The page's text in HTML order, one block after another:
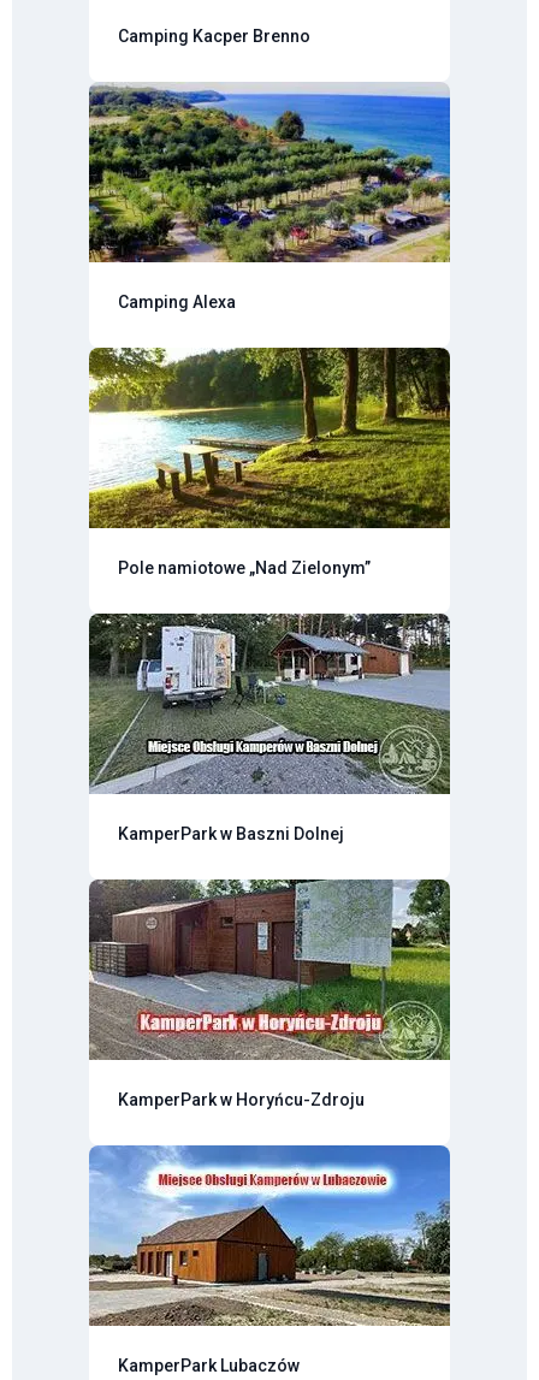
Camping Kacper Brenno
Camping Alexa
Pole namiotowe „Nad Zielonym”
KamperPark w Baszni Dolnej
KamperPark w Horyńcu-Zdroju
KamperPark Lubaczów